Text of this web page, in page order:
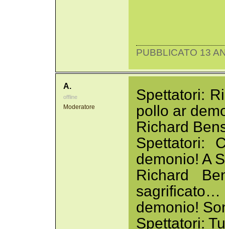
PUBBLICATO 13
A.
offline
Moderatore
Spettatori:
pollo ar
Richard
Spettatori:
demonio! A
Richard
demonio!
Spettatori: